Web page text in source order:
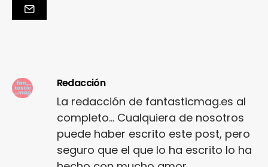
Redacción
La redacción de fantasticmag.es al
completo... Cualquiera de nosotros
puede haber escrito este post, pero
seguro que el que lo ha escrito lo ha